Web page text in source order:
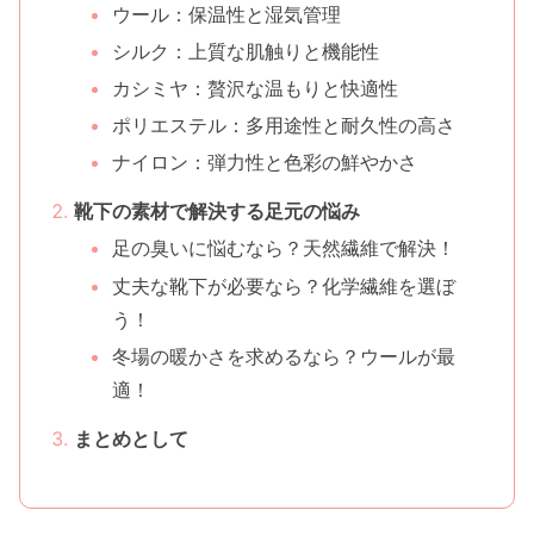
ウール：保温性と湿気管理
シルク：上質な肌触りと機能性
カシミヤ：贅沢な温もりと快適性
ポリエステル：多用途性と耐久性の高さ
ナイロン：弾力性と色彩の鮮やかさ
靴下の素材で解決する足元の悩み
足の臭いに悩むなら？天然繊維で解決！
丈夫な靴下が必要なら？化学繊維を選ぼ
う！
冬場の暖かさを求めるなら？ウールが最
適！
まとめとして